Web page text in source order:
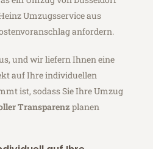
Umzugsservice aus
anfordern.
und wir liefern Ihnen eine
auf Ihre individuellen
ist, sodass Sie Ihre Umzug
Transparenz planen